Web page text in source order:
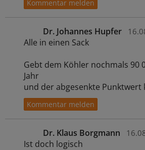
Dr. Johannes Hupfer
Alle in einen Sack
Gebt dem Köhler nochmals 90
Jahr
und der abgesenkte Punktwert
Dr. Klaus Borgmann
Ist doch logisch